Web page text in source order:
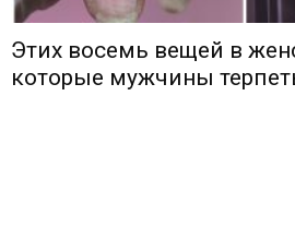
Этих восемь вещей в
которые мужчины